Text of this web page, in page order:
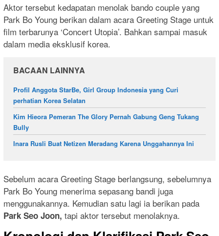
Aktor tersebut kedapatan menolak bando couple yang
Park Bo Young berikan dalam acara Greeting Stage untuk
film terbarunya ‘Concert Utopia’. Bahkan sampai masuk
dalam media eksklusif korea.
BACAAN LAINNYA
Profil Anggota StarBe, Girl Group Indonesia yang Curi
perhatian Korea Selatan
Kim Hieora Pemeran The Glory Pernah Gabung Geng Tukang
Bully
Inara Rusli Buat Netizen Meradang Karena Unggahannya Ini
Sebelum acara Greeting Stage berlangsung, sebelumnya
Park Bo Young menerima sepasang bandi juga
menggunakannya. Kemudian satu lagi ia berikan pada
Park Seo Joon, tapi aktor tersebut menolaknya.